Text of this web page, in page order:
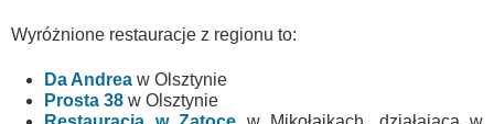
Wyróżnione restauracje z regionu to:
Da Andrea w Olsztynie
Prosta 38 w Olsztynie